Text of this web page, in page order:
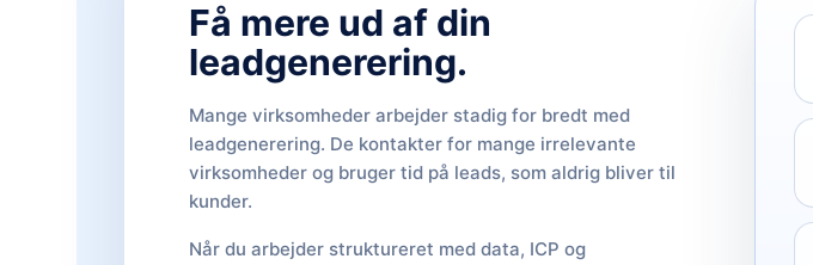
Få mere ud af din
leadgenerering.
Mange virksomheder arbejder stadig for bredt med
leadgenerering. De kontakter for mange irrelevante
virksomheder og bruger tid på leads, som aldrig bliver til
kunder.
Når du arbejder struktureret med data, ICP og